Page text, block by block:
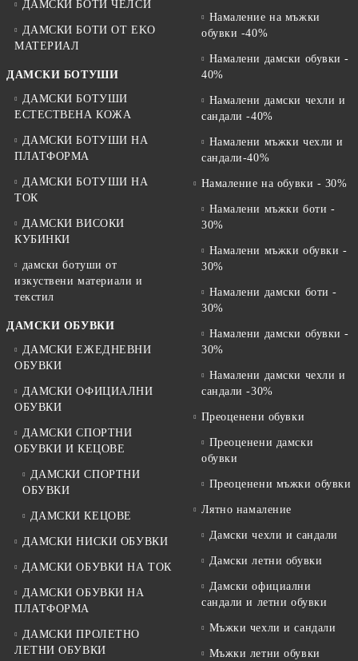
ДАМСКИ БОТИ ЧЕЛСИ
ДАМСКИ БОТИ ОТ EKO
МАТЕРИАЛ
ДАМСКИ БОТУШИ
ДАМСКИ БОТУШИ
ЕСТЕСТВЕНА КОЖА
ДАМСКИ БОТУШИ НА
ПЛАТФОРМА
ДАМСКИ БОТУШИ НА
ТОК
ДАМСКИ ВИСОКИ
КУБИНКИ
дамски ботуши от
изкуствени материали и
текстил
ДАМСКИ ОБУВКИ
ДАМСКИ ЕЖЕДНЕВНИ
ОБУВКИ
ДАМСКИ ОФИЦИАЛНИ
ОБУВКИ
ДАМСКИ СПОРТНИ
ОБУВКИ И КЕЦОВЕ
ДАМСКИ СПОРТНИ
ОБУВКИ
ДАМСКИ КЕЦОВЕ
ДАМСКИ НИСКИ ОБУВКИ
ДАМСКИ ОБУВКИ НА ТОК
ДАМСКИ ОБУВКИ НА
ПЛАТФОРМА
ДАМСКИ ПРОЛЕТНО
ЛЕТНИ ОБУВКИ
Намаление на мъжки
обувки -40%
Намалени дамски обувки -
40%
Намалени дамски чехли и
сандали -40%
Намалени мъжки чехли и
сандали-40%
Намаление на обувки - 30%
Намалени мъжки боти -
30%
Намалени мъжки обувки -
30%
Намалени дамски боти -
30%
Намалени дамски обувки -
30%
Намалени дамски чехли и
сандали -30%
Преоценени обувки
Преоценени дамски
обувки
Преоценени мъжки обувки
Лятно намаление
Дамски чехли и сандали
Дамски летни обувки
Дамски официални
сандали и летни обувки
Мъжки чехли и сандали
Мъжки летни обувки